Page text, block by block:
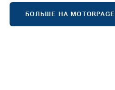
БОЛЬШЕ НА MOTORPAGE